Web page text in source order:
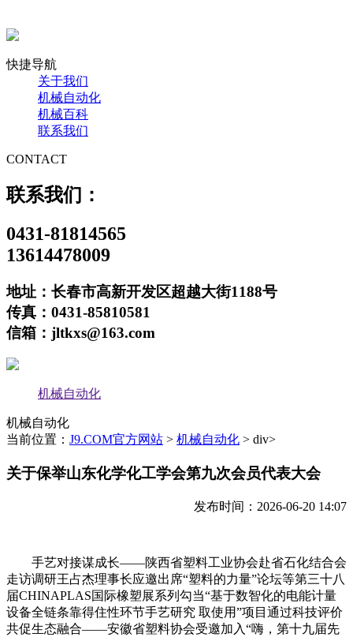
快捷导航
关于我们
机械自动化
机械百科
联系我们
CONTACT
联系我们：
0431-81814565
13614478009
地址：长春市高新开发区超越大街1188号
传真：0431-85810581
信箱：jltkxs@163.com
机械自动化
机械自动化
当前位置： J9.COM官方网站 > 机械自动化 > div>
关于保举山东化学化工学会第九次会员代表大会
发布时间：2026-06-20 14:07
手艺对接谋成长——陕西省塑料工业协会赴省石化结合会
走访调研王占杰理事长应邀出席“塑料的力量”论坛等第三十八
届CHINAPLAS国际橡塑展系列勾当“基于数智化的电能计量
设备全链条靠得住性环节手艺研究 取使用”项目通过科技评价
共促生态融合——安徽省塑料协会受邀加入“嗨，第十九届先